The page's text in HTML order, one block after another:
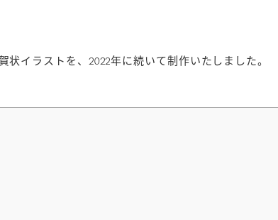
イラストを、2022年に続いて制作いたしました。